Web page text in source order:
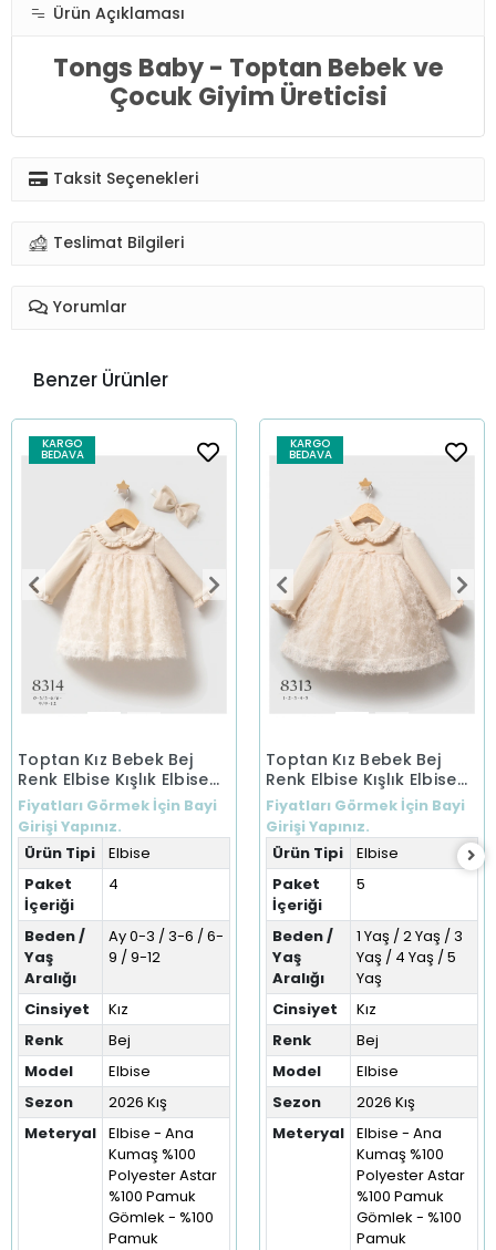
Ürün Açıklaması
Tongs Baby - Toptan Bebek ve
Çocuk Giyim Üreticisi
Taksit Seçenekleri
Teslimat Bilgileri
Yorumlar
Benzer Ürünler
KARGO
BEDAVA
Toptan Kız Bebek Bej
Renk Elbise Kışlık Elbise
(0-12 Ay)
Fiyatları Görmek İçin Bayi
Girişi Yapınız.
Ürün Tipi
Elbise
Paket
İçeriği
4
Beden /
Yaş
Aralığı
Ay 0-3 / 3-6 / 6-
9 / 9-12
Cinsiyet
Kız
Renk
Bej
Model
Elbise
Sezon
2026 Kış
Meteryal Elbise - Ana
Kumaş %100
Polyester Astar
%100 Pamuk
Gömlek - %100
Pamuk
KARGO
BEDAVA
Toptan Kız Bebek Bej
Renk Elbise Kışlık Elbise
(1-5 Yaş)
Fiyatları Görmek İçin Bayi
Girişi Yapınız.
Ürün Tipi
Elbise
Paket
İçeriği
5
Beden /
Yaş
Aralığı
1 Yaş / 2 Yaş / 3
Yaş / 4 Yaş / 5
Yaş
Cinsiyet
Kız
Renk
Bej
Model
Elbise
Sezon
2026 Kış
Meteryal Elbise - Ana
Kumaş %100
Polyester Astar
%100 Pamuk
Gömlek - %100
Pamuk